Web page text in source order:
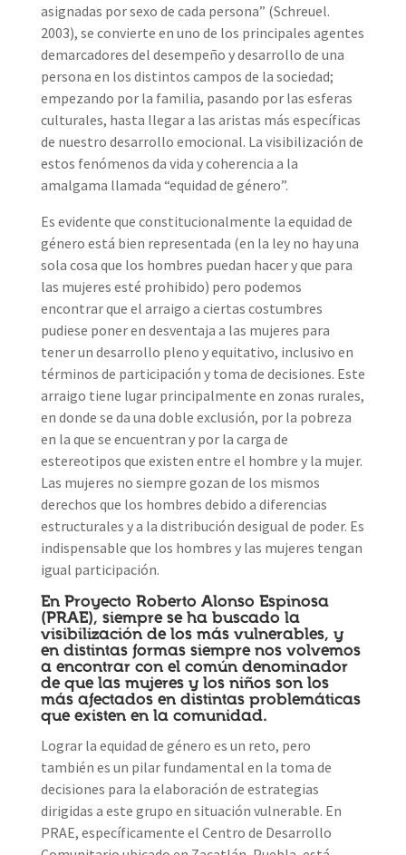
asignadas por sexo de cada persona” (Schreuel.
2003), se convierte en uno de los principales agentes
demarcadores del desempeño y desarrollo de una
persona en los distintos campos de la sociedad;
empezando por la familia, pasando por las esferas
culturales, hasta llegar a las aristas más específicas
de nuestro desarrollo emocional. La visibilización de
estos fenómenos da vida y coherencia a la
amalgama llamada “equidad de género”.
Es evidente que constitucionalmente la equidad de
género está bien representada (en la ley no hay una
sola cosa que los hombres puedan hacer y que para
las mujeres esté prohibido) pero podemos
encontrar que el arraigo a ciertas costumbres
pudiese poner en desventaja a las mujeres para
tener un desarrollo pleno y equitativo, inclusivo en
términos de participación y toma de decisiones. Este
arraigo tiene lugar principalmente en zonas rurales,
en donde se da una doble exclusión, por la pobreza
en la que se encuentran y por la carga de
estereotipos que existen entre el hombre y la mujer.
Las mujeres no siempre gozan de los mismos
derechos que los hombres debido a diferencias
estructurales y a la distribución desigual de poder. Es
indispensable que los hombres y las mujeres tengan
igual participación.
En Proyecto Roberto Alonso Espinosa
(PRAE), siempre se ha buscado la
visibilización de los más vulnerables, y
en distintas formas siempre nos volvemos
a encontrar con el común denominador
de que las mujeres y los niños son los
más afectados en distintas problemáticas
que existen en la comunidad.
Lograr la equidad de género es un reto, pero
también es un pilar fundamental en la toma de
decisiones para la elaboración de estrategias
dirigidas a este grupo en situación vulnerable. En
PRAE, específicamente el Centro de Desarrollo